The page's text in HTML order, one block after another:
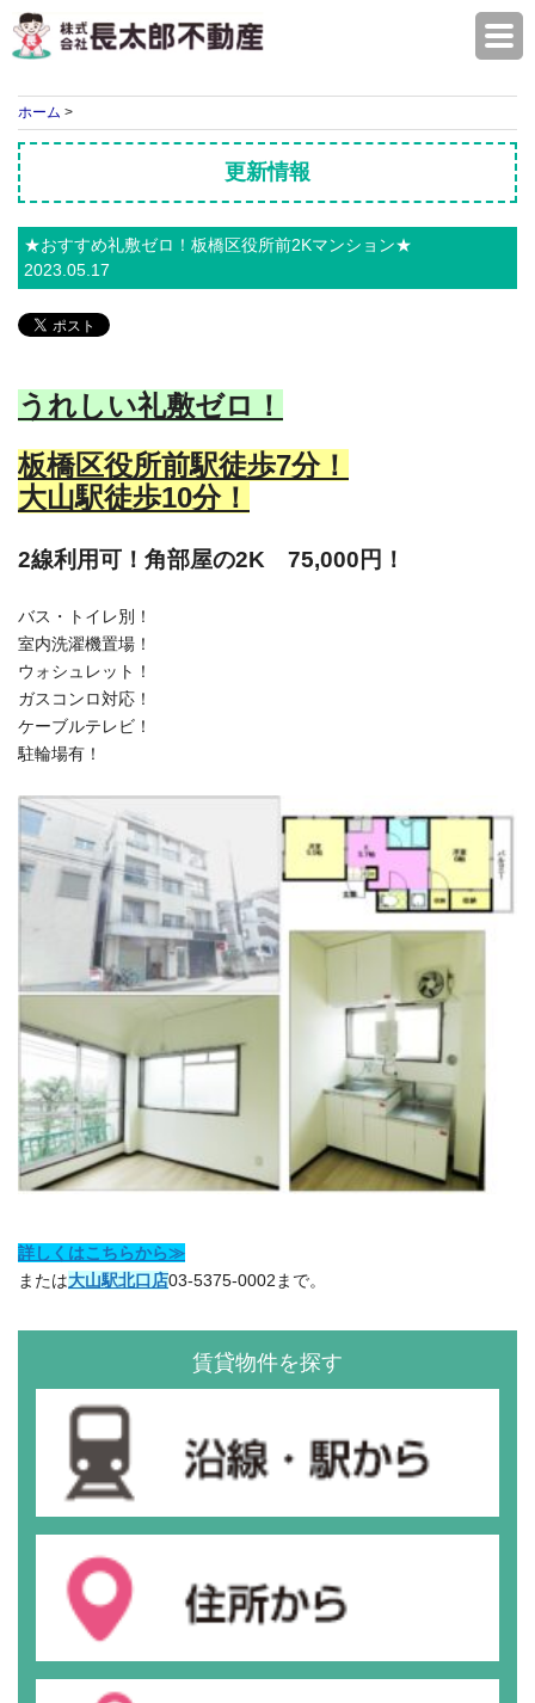
ホーム >
更新情報
★おすすめ礼敷ゼロ！板橋区役所前2Kマンション★
2023.05.17
うれしい礼敷ゼロ！
板橋区役所前駅徒歩7分！
大山駅徒歩10分！
2線利用可！角部屋の2K 75,000円！
バス・トイレ別！
室内洗濯機置場！
ウォシュレット！
ガスコンロ対応！
ケーブルテレビ！
駐輪場有！
詳しくはこちらから≫
または大山駅北口店03-5375-0002まで。
賃貸物件を探す